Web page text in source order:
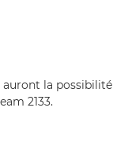
auront la possibilité
2133.